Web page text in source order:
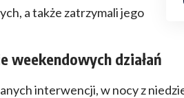
a także zatrzymali jego
weekendowych działań
interwencji, w nocy z